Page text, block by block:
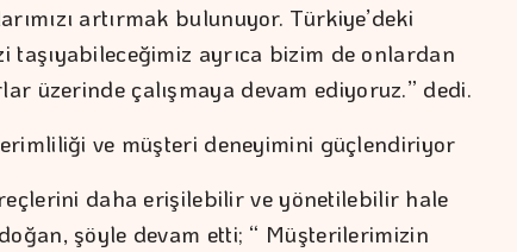
artırmak bulunuyor. Türkiye’deki
ayrıca bizim de onlardan
üzerinde çalışmaya devam ediyoruz.” dedi.
ve müşteri deneyimini güçlendiriyor
daha erişilebilir ve yönetilebilir hale
şöyle devam etti; “ Müşterilerimizin